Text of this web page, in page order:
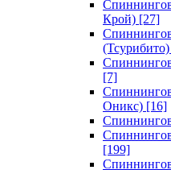
Крой) [27]
(Тсурибито)
[7]
Оникс) [16]
[199]